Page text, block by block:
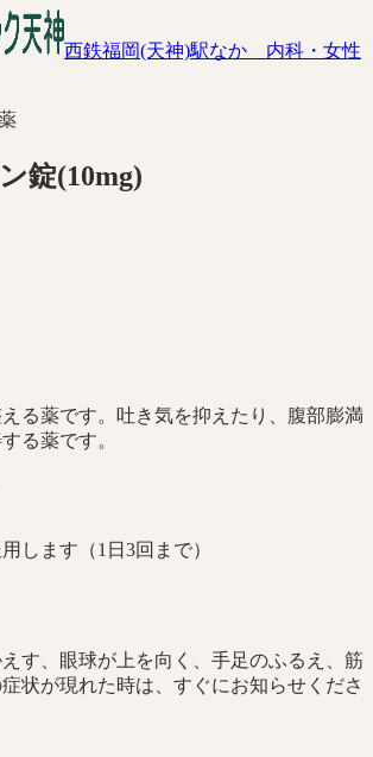
西鉄福岡(天神)駅なか 内科・女性
錠(10mg)
る薬です。吐き気を抑えたり、腹部膨満
る薬です。
します（1日3回まで）
す、眼球が上を向く、手足のふるえ、筋
状が現れた時は、すぐにお知らせくださ